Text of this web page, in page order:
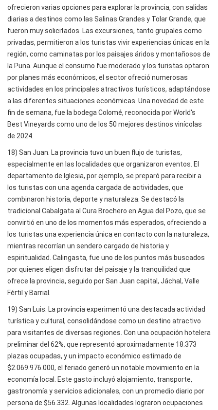
ofrecieron varias opciones para explorar la provincia, con salidas
diarias a destinos como las Salinas Grandes y Tolar Grande, que
fueron muy solicitados. Las excursiones, tanto grupales como
privadas, permitieron a los turistas vivir experiencias únicas en la
región, como caminatas por los paisajes áridos y montañosos de
la Puna. Aunque el consumo fue moderado y los turistas optaron
por planes más económicos, el sector ofreció numerosas
actividades en los principales atractivos turísticos, adaptándose
a las diferentes situaciones económicas. Una novedad de este
fin de semana, fue la bodega Colomé, reconocida por World's
Best Vineyards como uno de los 50 mejores destinos vinícolas
de 2024.
18) San Juan. La provincia tuvo un buen flujo de turistas,
especialmente en las localidades que organizaron eventos. El
departamento de Iglesia, por ejemplo, se preparó para recibir a
los turistas con una agenda cargada de actividades, que
combinaron historia, deporte y naturaleza. Se destacó la
tradicional Cabalgata al Cura Brochero en Agua del Pozo, que se
convirtió en uno de los momentos más esperados, ofreciendo a
los turistas una experiencia única en contacto con la naturaleza,
mientras recorrían un sendero cargado de historia y
espiritualidad. Calingasta, fue uno de los puntos más buscados
por quienes eligen disfrutar del paisaje y la tranquilidad que
ofrece la provincia, seguido por San Juan capital, Jáchal, Valle
Fértil y Barrial.
19) San Luis. La provincia experimentó una destacada actividad
turística y cultural, consolidándose como un destino atractivo
para visitantes de diversas regiones. Con una ocupación hotelera
preliminar del 62%, que representó aproximadamente 18.373
plazas ocupadas, y un impacto económico estimado de
$2.069.976.000, el feriado generó un notable movimiento en la
economía local. Este gasto incluyó alojamiento, transporte,
gastronomía y servicios adicionales, con un promedio diario por
persona de $56.332. Algunas localidades lograron ocupaciones